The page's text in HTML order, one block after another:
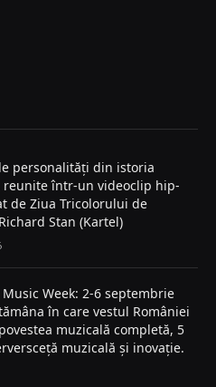
personalități din istoria
de Ziua Tricolorului de
Stan (Kartel)
Week: 2-6 septembrie
în care vestul României
muzicală completă, 5
muzicală și inovație.
neuitat: Trasee montane cu